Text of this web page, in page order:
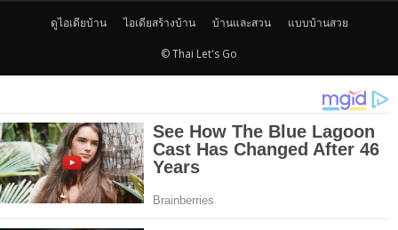
ดูไอเดียบ้าน ไอเดียสร้างบ้าน บ้านและสวน แบบบ้านสวย
© Thai Let's Go